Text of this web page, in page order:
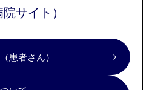
サイト）
患者さん）